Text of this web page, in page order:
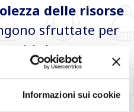
Informazioni sui cookie
delle risorse
sfruttate per
che
CON LA CLASSE